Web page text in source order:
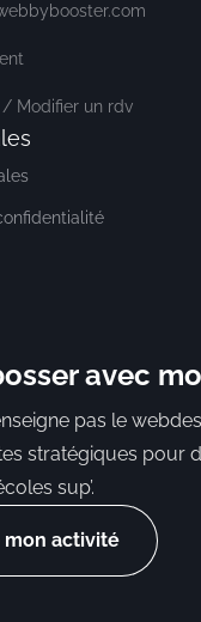
Modifier un rdv
avec
pas le
stratégiques pour
sup’.
mon activité